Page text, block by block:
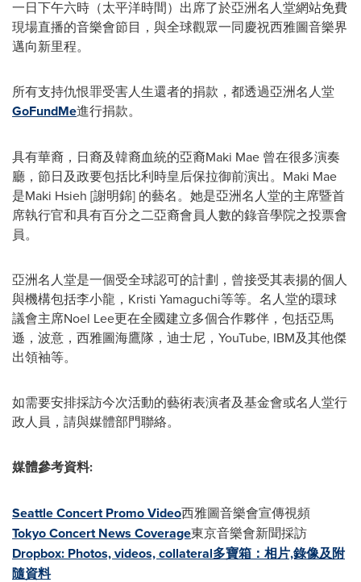
一日下午六時（太平洋時間）出席了於亞洲名人堂網站免費
現場直播的音樂會節目，與全球觀眾一同慶祝西雅圖音樂界
邁向新里程。
所有支持仇恨罪受害人生還者的捐款，都透過亞洲名人堂
GoFundMe進行捐款。
具有華裔，日裔及韓裔血統的亞裔Maki Mae 曾在很多演奏
廳，節日及政要包括比利時皇后保拉御前演出。Maki Mae
是Maki Hsieh [謝明錦] 的藝名。她是亞洲名人堂的主席暨首
席執行官和具有百分之二亞裔會員人數的錄音學院之投票會
員。
亞洲名人堂是一個受全球認可的計劃，曾接受其表揚的個人
與機構包括李小龍，Kristi Yamaguchi等等。名人堂的環球
議會主席Noel Lee更在全國建立多個合作夥伴，包括亞馬
遜，波意，西雅圖海鷹隊，迪士尼，YouTube, IBM及其他傑
出領袖等。
如需要安排採訪今次活動的藝術表演者及基金會或名人堂行
政人員，請與媒體部門聯絡。
媒體參考資料:
Seattle Concert Promo Video西雅圖音樂會宣傳視頻
Tokyo Concert News Coverage東京音樂會新聞採訪
Dropbox: Photos, videos, collateral多寶箱：相片,錄像及附
隨資料